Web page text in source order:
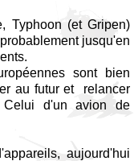
Typhoon (et Gripen)
jusqu'en
sont bien
au futur et relancer
Celui d'un avion de
aujourd'hui